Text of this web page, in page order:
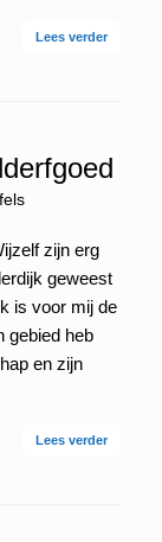
Lees verder
zijn erg
geweest
is voor mij de
gebied heb
en zijn
Lees verder